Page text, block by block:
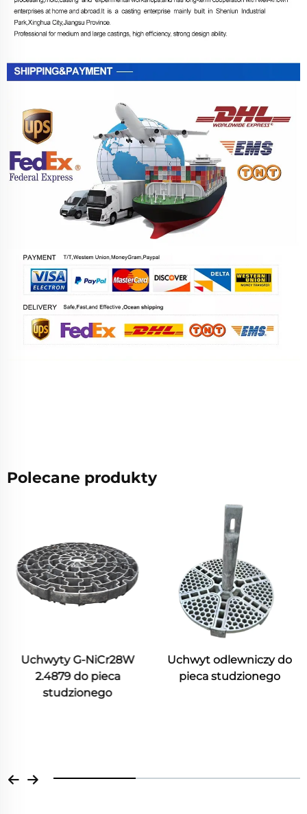
Polecane produkty
Uchwyt odlewniczy do
pieca studzionego